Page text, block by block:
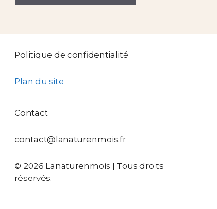
Politique de confidentialité
Plan du site
Contact
contact@lanaturenmois.fr
© 2026 Lanaturenmois | Tous droits
réservés.